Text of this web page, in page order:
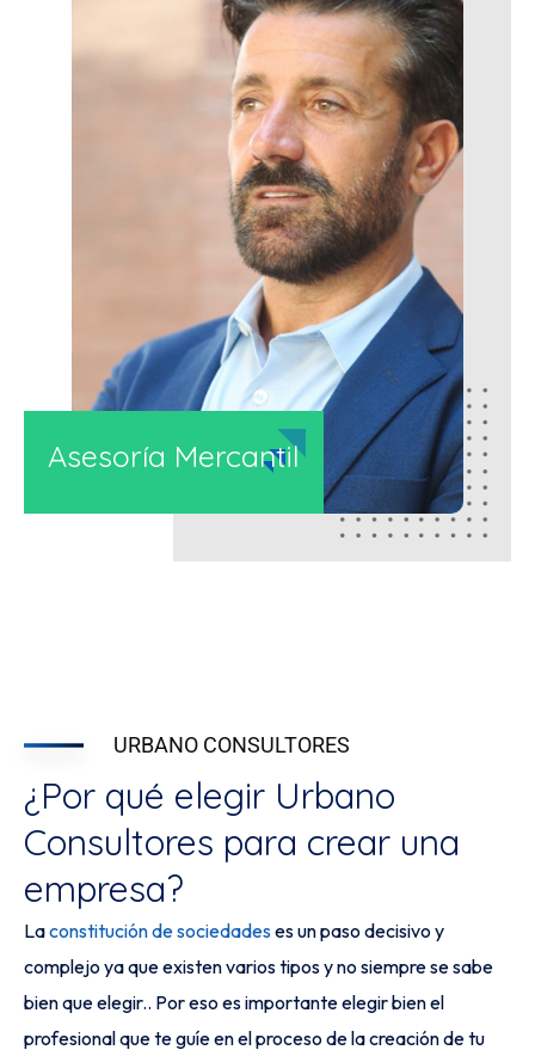
Asesoría Mercantil
URBANO CONSULTORES
¿Por qué elegir Urbano
Consultores para crear una
empresa?
Laconstitución de sociedadeses un paso decisivo y
complejo ya que existen varios tipos y no siempre se sabe
bien que elegir.. Por eso es importante elegir bien el
profesional que te guíe en el proceso de la creación de tu